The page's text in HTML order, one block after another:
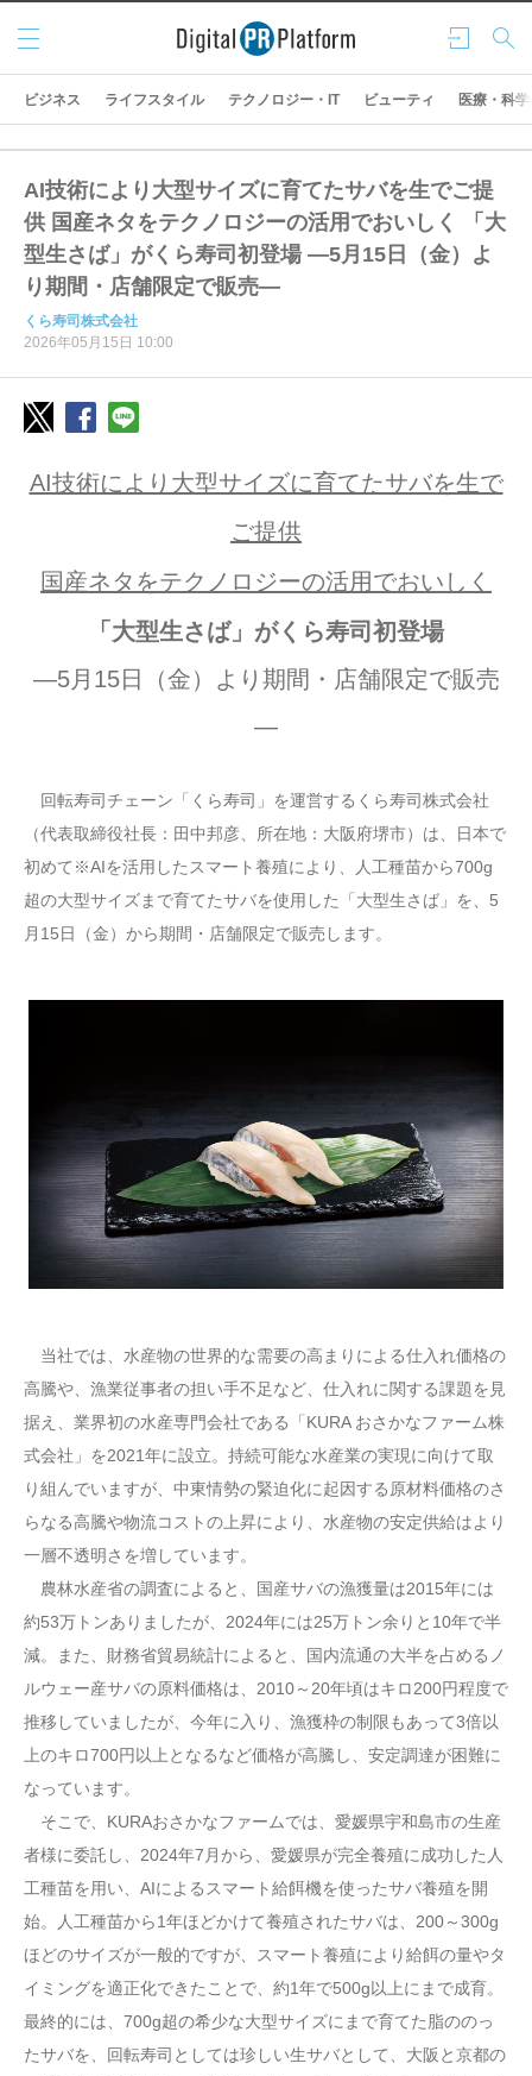
ログ
イン
検索
メニ
ュー
ビジネス ライフスタイル テクノロジー・IT ビューティ 医療・科学
AI技術により大型サイズに育てたサバを生でご提
供 国産ネタをテクノロジーの活用でおいしく 「大
型生さば」がくら寿司初登場 ―5月15日（金）よ
り期間・店舗限定で販売―
くら寿司株式会社
2026年05月15日 10:00
AI技術により大型サイズに育てたサバを生で
ご提供
国産ネタをテクノロジーの活用でおいしく
「大型生さば」がくら寿司初登場
―5月15日（金）より期間・店舗限定で販売
―
回転寿司チェーン「くら寿司」を運営するくら寿司株式会社
（代表取締役社長：田中邦彦、所在地：大阪府堺市）は、日本で
初めて※AIを活用したスマート養殖により、人工種苗から700g
超の大型サイズまで育てたサバを使用した「大型生さば」を、5
月15日（金）から期間・店舗限定で販売します。
当社では、水産物の世界的な需要の高まりによる仕入れ価格の
高騰や、漁業従事者の担い手不足など、仕入れに関する課題を見
据え、業界初の水産専門会社である「KURA おさかなファーム株
式会社」を2021年に設立。持続可能な水産業の実現に向けて取
り組んでいますが、中東情勢の緊迫化に起因する原材料価格のさ
らなる高騰や物流コストの上昇により、水産物の安定供給はより
一層不透明さを増しています。
農林水産省の調査によると、国産サバの漁獲量は2015年には
約53万トンありましたが、2024年には25万トン余りと10年で半
減。また、財務省貿易統計によると、国内流通の大半を占めるノ
ルウェー産サバの原料価格は、2010～20年頃はキロ200円程度で
推移していましたが、今年に入り、漁獲枠の制限もあって3倍以
上のキロ700円以上となるなど価格が高騰し、安定調達が困難に
なっています。
そこで、KURAおさかなファームでは、愛媛県宇和島市の生産
者様に委託し、2024年7月から、愛媛県が完全養殖に成功した人
工種苗を用い、AIによるスマート給餌機を使ったサバ養殖を開
始。人工種苗から1年ほどかけて養殖されたサバは、200～300g
ほどのサイズが一般的ですが、スマート養殖により給餌の量やタ
イミングを適正化できたことで、約1年で500g以上にまで成育。
最終的には、700g超の希少な大型サイズにまで育てた脂ののっ
たサバを、回転寿司としては珍しい生サバとして、大阪と京都の